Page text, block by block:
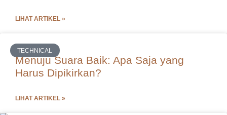
LIHAT ARTIKEL »
TECHNICAL
Menuju Suara Baik: Apa Saja yang
Harus Dipikirkan?
LIHAT ARTIKEL »